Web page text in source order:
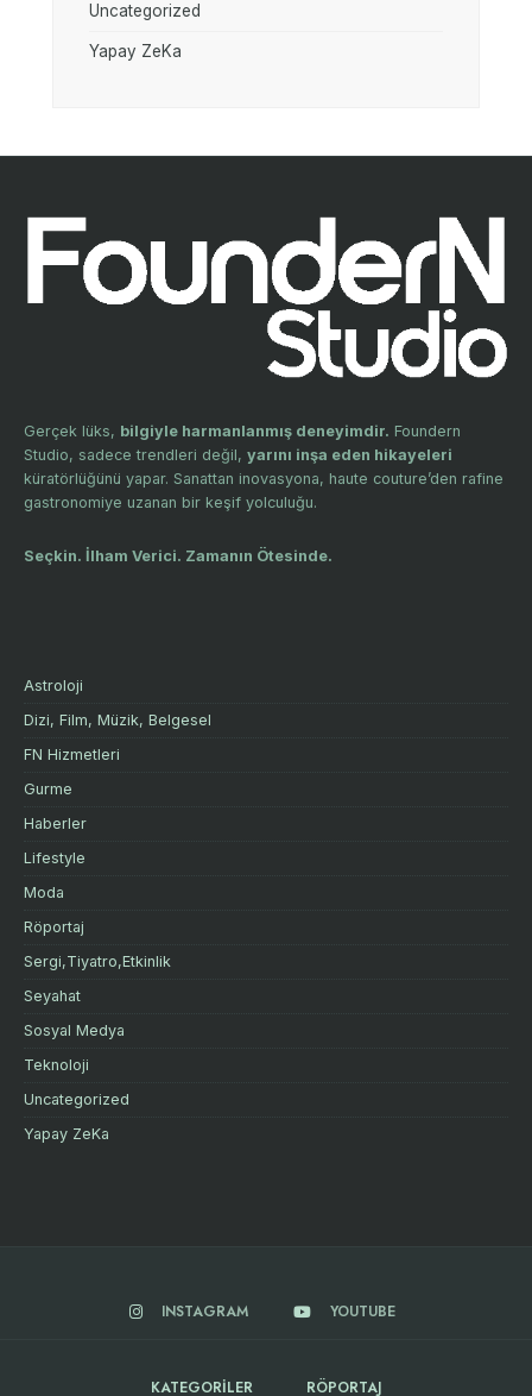
Uncategorized
Yapay ZeKa
Gerçek lüks, bilgiyle harmanlanmış deneyimdir. Foundern
Studio, sadece trendleri değil, yarını inşa eden hikayeleri
küratörlüğünü yapar. Sanattan inovasyona, haute couture’den rafine
gastronomiye uzanan bir keşif yolculuğu.
Seçkin. İlham Verici. Zamanın Ötesinde.
Astroloji
Dizi, Film, Müzik, Belgesel
FN Hizmetleri
Gurme
Haberler
Lifestyle
Moda
Röportaj
Sergi,Tiyatro,Etkinlik
Seyahat
Sosyal Medya
Teknoloji
Uncategorized
Yapay ZeKa
INSTAGRAM YOUTUBE
KATEGORILER RÖPORTAJ